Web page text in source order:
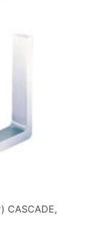
CASCADE,